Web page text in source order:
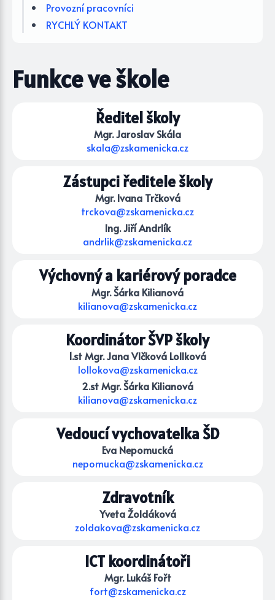
Provozní pracovníci
RYCHLÝ KONTAKT
Funkce ve škole
Ředitel školy
Mgr. Jaroslav Skála
skala@zskamenicka.cz
Zástupci ředitele školy
Mgr. Ivana Trčková
trckova@zskamenicka.cz
Ing. Jiří Andrlík
andrlik@zskamenicka.cz
Výchovný a kariérový poradce
Mgr. Šárka Kilianová
kilianova@zskamenicka.cz
Koordinátor ŠVP školy
1.st Mgr. Jana Vlčková Lollková
lollokova@zskamenicka.cz
2.st Mgr. Šárka Kilianová
kilianova@zskamenicka.cz
Vedoucí vychovatelka ŠD
Eva Nepomucká
nepomucka@zskamenicka.cz
Zdravotník
Yveta Žoldáková
zoldakova@zskamenicka.cz
ICT koordinátoři
Mgr. Lukáš Fořt
fort@zskamenicka.cz